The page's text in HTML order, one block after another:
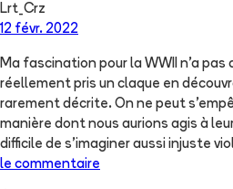
Lrt_Crz
12 févr. 2022
Ma fascination pour la WWII n’a pas
réellement pris un claque en
rarement décrite. On ne peut
manière dont nous aurions agis à
difficile de s’imaginer aussi injuste
le commentaire